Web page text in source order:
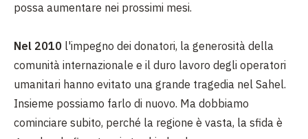
possa aumentare nei prossimi mesi.
Nel 2010 l'impegno dei donatori, la generosità della
comunità internazionale e il duro lavoro degli operatori
umanitari hanno evitato una grande tragedia nel Sahel.
Insieme possiamo farlo di nuovo. Ma dobbiamo
cominciare subito, perché la regione è vasta, la sfida è